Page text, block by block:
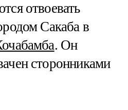
отвоевать
Сакаба в
. Он
сторонниками